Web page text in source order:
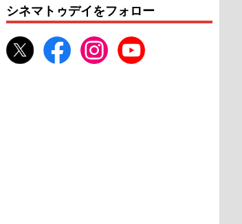
シネマトゥデイをフォロー